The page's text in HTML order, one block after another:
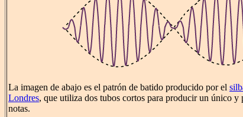
La imagen de abajo es el patrón de batido producido por el
Londres, que utiliza dos tubos cortos para producir un único y
notas.